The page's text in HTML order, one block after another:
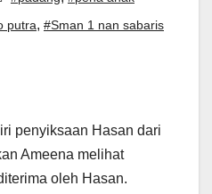
putra, #Sman 1 nan sabaris
penyiksaan Hasan dari
Ameena melihat
oleh Hasan.